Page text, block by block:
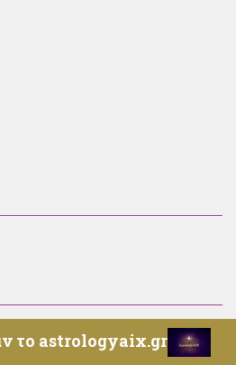
Rights Reserved, Oroskopos.tv -
- Όροι Χρήσης
το astrologyaix.gr